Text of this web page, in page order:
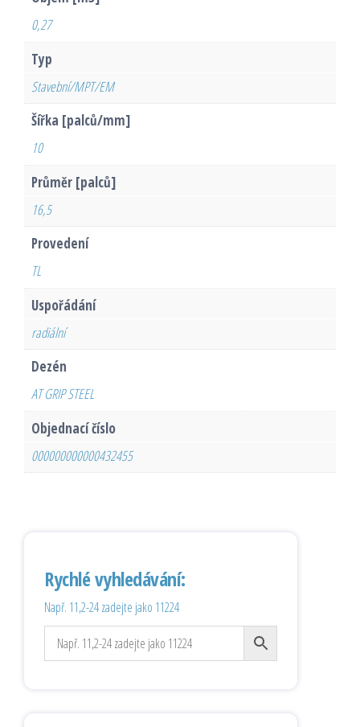
0,27
Typ
Stavební/MPT/EM
Šířka [palců/mm]
10
Průměr [palců]
16,5
Provedení
TL
Uspořádání
radiální
Dezén
AT GRIP STEEL
Objednací číslo
000000000000432455
Rychlé vyhledávání:
Např. 11,2-24 zadejte jako 11224